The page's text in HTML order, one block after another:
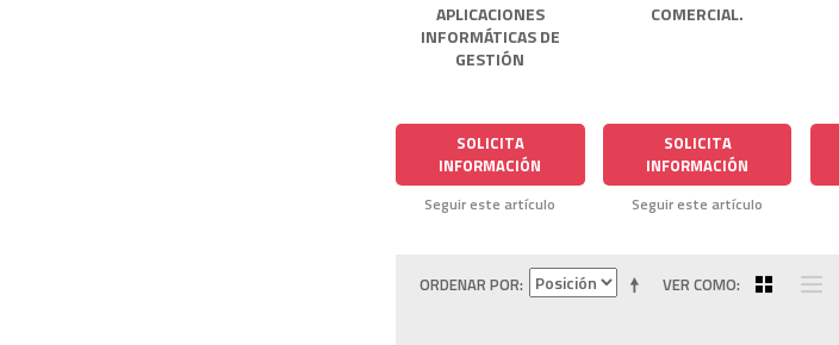
APLICACIONES
INFORMÁTICAS DE
GESTIÓN
SOLICITA
INFORMACIÓN
Seguir este artículo
COMERCIAL.
SOLICITA
INFORMACIÓN
Seguir este artículo
VER COMO
ORDENAR POR